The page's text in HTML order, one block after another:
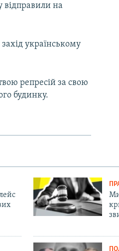
відправили на
українському
репресій за свою
будинку.